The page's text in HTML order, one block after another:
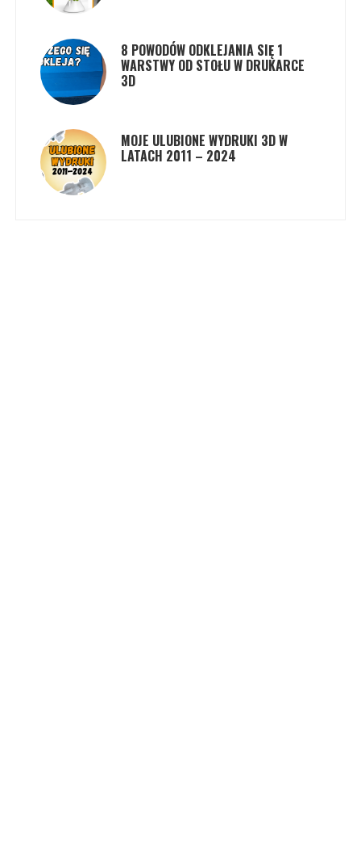
8 POWODÓW ODKLEJANIA SIĘ 1
WARSTWY OD STOŁU W DRUKARCE
3D
MOJE ULUBIONE WYDRUKI 3D W
LATACH 2011 – 2024